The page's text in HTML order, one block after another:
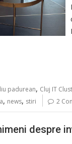
padurean, Cluj IT
, news, stiri 2
despre